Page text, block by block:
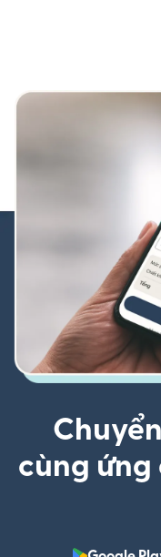
cùng ứng